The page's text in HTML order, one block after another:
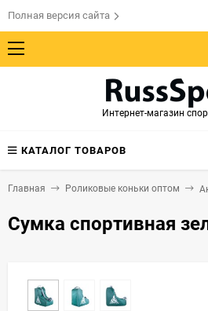
Полная версия сайта
Интернет-магазин
КАТАЛОГ ТОВАРОВ
Главная Роликовые коньки оптом
Сумка спортивная